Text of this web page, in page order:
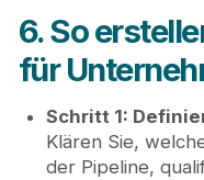
6. So
für
Schritt 1:
Klären Sie,
der Pipeline,